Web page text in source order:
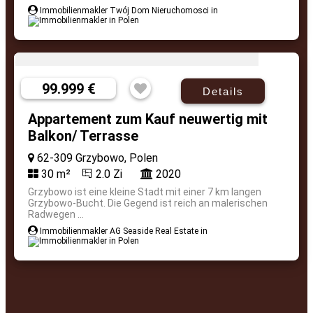
Immobilienmakler Twój Dom Nieruchomosci in
99.999 € Details
Appartement zum Kauf neuwertig mit
Balkon/ Terrasse
62-309 Grzybowo, Polen
30 m²
2.0 Zi 2020
Grzybowo ist eine kleine Stadt mit einer 7 km langen
Grzybowo-Bucht. Die Gegend ist reich an malerischen
Radwegen ...
Immobilienmakler AG Seaside Real Estate in